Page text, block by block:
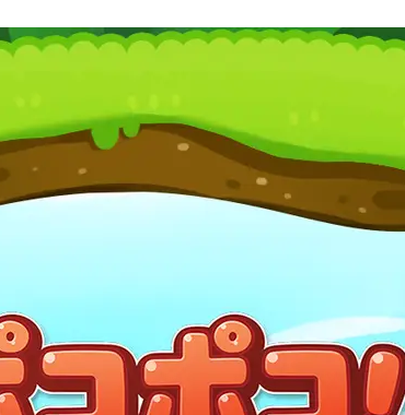
込